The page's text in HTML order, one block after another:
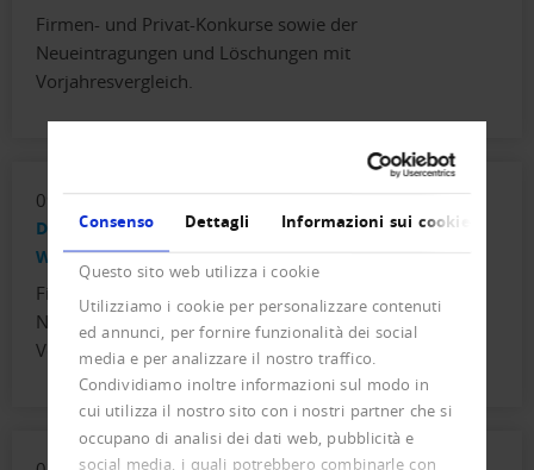
Consenso Dettagli Informazioni sui cookie
Questo sito web utilizza i cookie
Utilizziamo i cookie per personalizzare contenuti
ed annunci, per fornire funzionalità dei social
media e per analizzare il nostro traffico.
Condividiamo inoltre informazioni sul modo in
cui utilizza il nostro sito con i nostri partner che si
occupano di analisi dei dati web, pubblicità e
social media, i quali potrebbero combinarle con
Firmen- und Privat-Konkurse sowie der
Neueintragungen und Löschungen mit
Vorjahresvergleich.
09. settembre 2025
Die neue Normalität – 55 Firmenpleiten pro
Werktag
Firmen- und Privat-Konkurse sowie der
Neueintragungen und Löschungen mit
Vorjahresvergleich.